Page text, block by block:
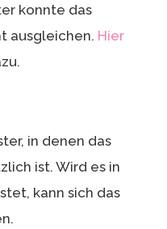
konnte das
ausgleichen. Hier
in denen das
ist. Wird es in
kann sich das